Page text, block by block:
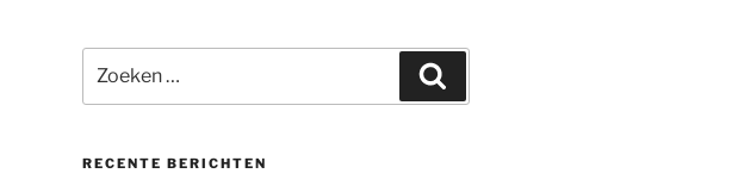
naar:
RECENTE BERICHTEN